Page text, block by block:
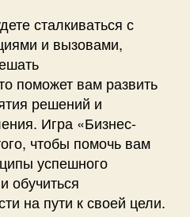
сталкиваться с
и вызовами,
поможет вам развить
решений и
Игра «Бизнес-
чтобы помочь вам
успешного
обучиться
на пути к своей цели.